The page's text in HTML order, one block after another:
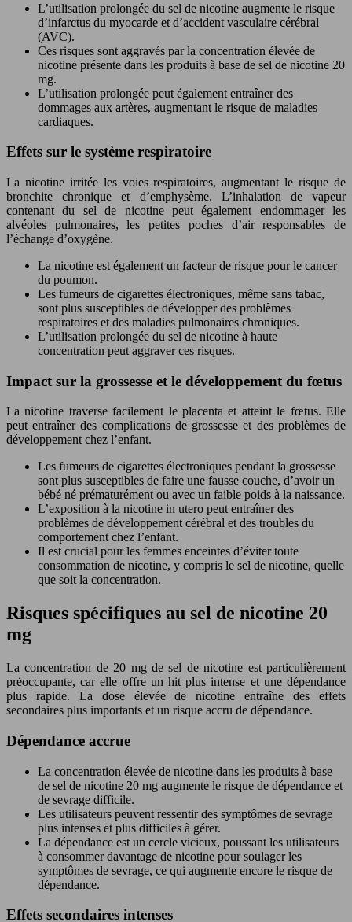
L’utilisation prolongée du sel de nicotine augmente le risque
d’infarctus du myocarde et d’accident vasculaire cérébral
(AVC).
Ces risques sont aggravés par la concentration élevée de
nicotine présente dans les produits à base de sel de nicotine 20
mg.
L’utilisation prolongée peut également entraîner des
dommages aux artères, augmentant le risque de maladies
cardiaques.
Effets sur le système respiratoire
La nicotine irritée les voies respiratoires, augmentant le risque de
bronchite chronique et d’emphysème. L’inhalation de vapeur
contenant du sel de nicotine peut également endommager les
alvéoles pulmonaires, les petites poches d’air responsables de
l’échange d’oxygène.
La nicotine est également un facteur de risque pour le cancer
du poumon.
Les fumeurs de cigarettes électroniques, même sans tabac,
sont plus susceptibles de développer des problèmes
respiratoires et des maladies pulmonaires chroniques.
L’utilisation prolongée du sel de nicotine à haute
concentration peut aggraver ces risques.
Impact sur la grossesse et le développement du fœtus
La nicotine traverse facilement le placenta et atteint le fœtus. Elle
peut entraîner des complications de grossesse et des problèmes de
développement chez l’enfant.
Les fumeurs de cigarettes électroniques pendant la grossesse
sont plus susceptibles de faire une fausse couche, d’avoir un
bébé né prématurément ou avec un faible poids à la naissance.
L’exposition à la nicotine in utero peut entraîner des
problèmes de développement cérébral et des troubles du
comportement chez l’enfant.
Il est crucial pour les femmes enceintes d’éviter toute
consommation de nicotine, y compris le sel de nicotine, quelle
que soit la concentration.
Risques spécifiques au sel de nicotine 20
mg
La concentration de 20 mg de sel de nicotine est particulièrement
préoccupante, car elle offre un hit plus intense et une dépendance
plus rapide. La dose élevée de nicotine entraîne des effets
secondaires plus importants et un risque accru de dépendance.
Dépendance accrue
La concentration élevée de nicotine dans les produits à base
de sel de nicotine 20 mg augmente le risque de dépendance et
de sevrage difficile.
Les utilisateurs peuvent ressentir des symptômes de sevrage
plus intenses et plus difficiles à gérer.
La dépendance est un cercle vicieux, poussant les utilisateurs
à consommer davantage de nicotine pour soulager les
symptômes de sevrage, ce qui augmente encore le risque de
dépendance.
Effets secondaires intenses